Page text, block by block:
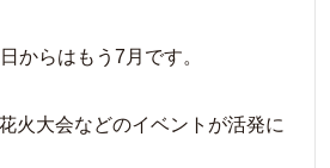
からはもう7月です。
火大会などのイベントが活発に